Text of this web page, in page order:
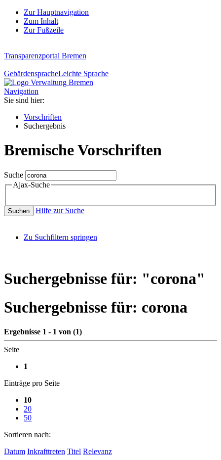
Zur Hauptnavigation
Zum Inhalt
Zur Fußzeile
Transparenzportal Bremen
GebärdenspracheLeichte Sprache
Navigation
Sie sind hier:
Vorschriften
Suchergebnis
Bremische Vorschriften
Suche
Ajax-Suche
Suchen Hilfe zur Suche
Zu Suchfiltern springen
Suchergebnisse für: "corona"
Suchergebnisse für: corona
Ergebnisse 1 - 1 von (1)
Seite
1
Einträge pro Seite
10
20
50
Sortieren nach:
Datum Inkrafttreten Titel Relevanz